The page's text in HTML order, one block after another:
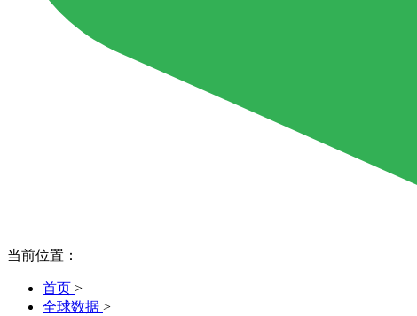
当前位置：
首页 >
全球数据 >